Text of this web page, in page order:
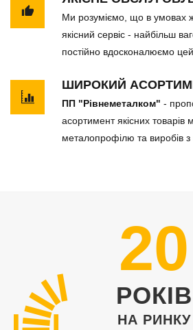
Ми розуміємо, що в умовах
якісний сервіс - найбільш
постійно вдосконалюємо цей
ШИРОКИЙ
ПП "Рівнеметалком" -
асортимент якісних товарів
металопрофілю та виробів з
20
РОКІВ
НА РИНКУ